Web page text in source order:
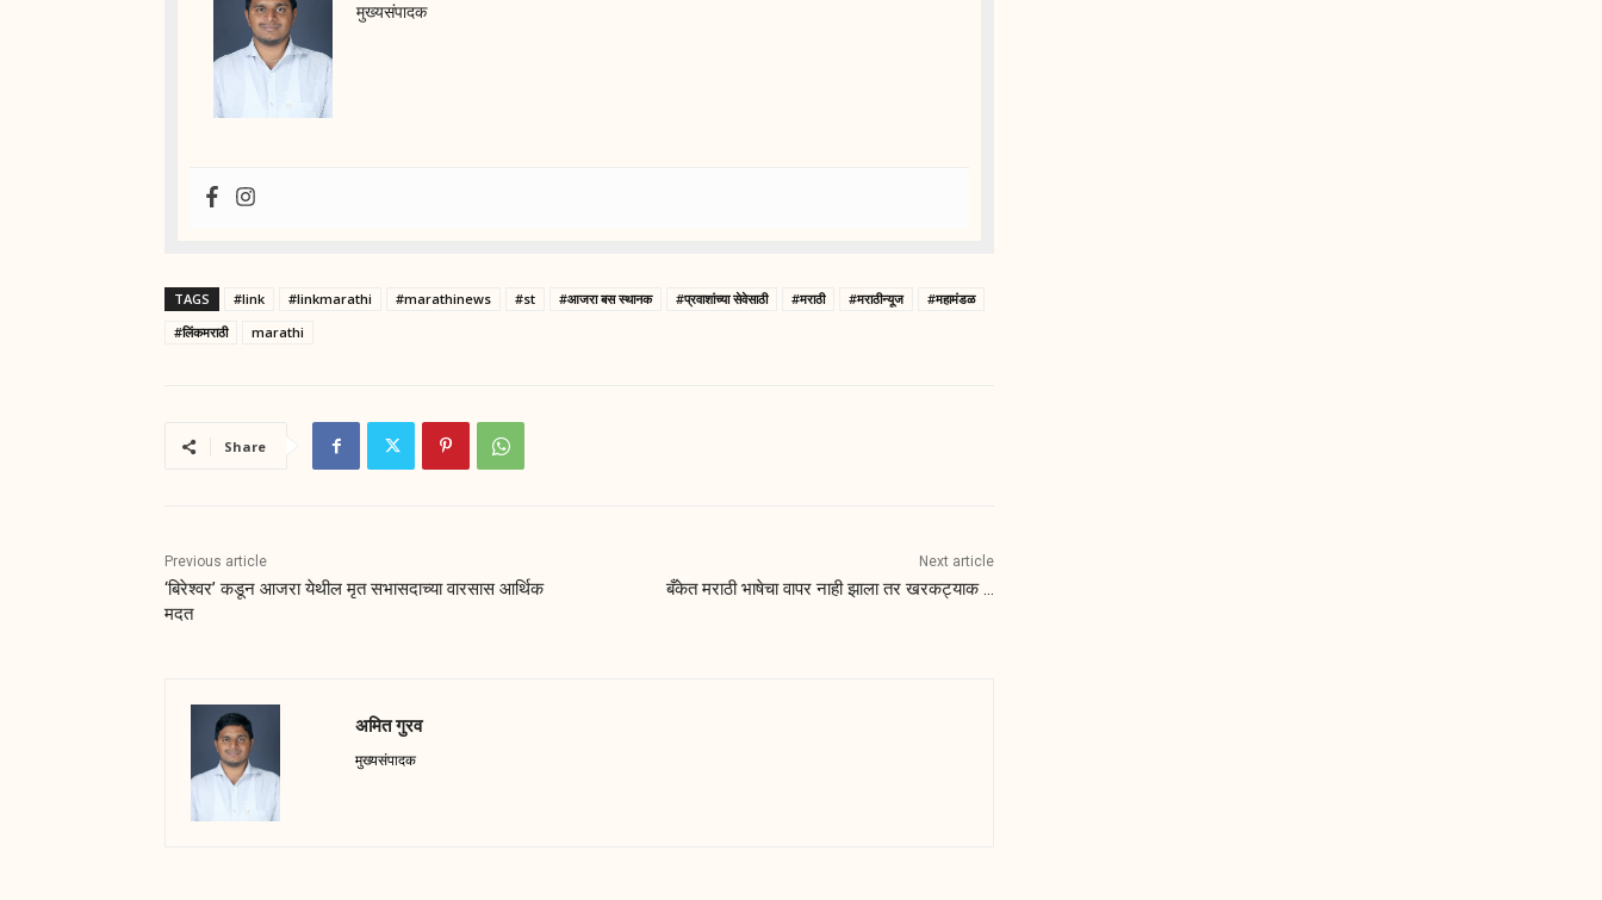
मुख्यसंपादक
TAGS #link #linkmarathi #marathinews #st #आजरा बस स्थानक #प्रवाशांच्या सेवेसाठी #मराठी #मराठीन्यूज
#महामंडळ
#लिंकमराठी
marathi
Share
Previous article
‘बिरेश्वर’ कडून आजरा येथील मृत सभासदाच्या वारसास आर्थिक
मदत
Next article
बँकेत मराठी भाषेचा वापर नाही झाला तर खरकट्याक …
अमित गुरव
मुख्यसंपादक